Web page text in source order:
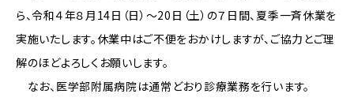
ら、令和４年８月14日（日）～20日（土）の７日間、夏季一斉休業を
実施いたします。休業中はご不便をおかけしますが、ご協力とご理
解のほどよろしくお願いします。
なお、医学部附属病院は通常どおり診療業務を行います。